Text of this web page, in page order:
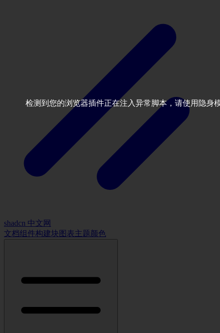
shadcn 中文网
文档组件构建块 图表主题颜色
检测到您的浏览器插件正在注入异常脚本，请使用隐身